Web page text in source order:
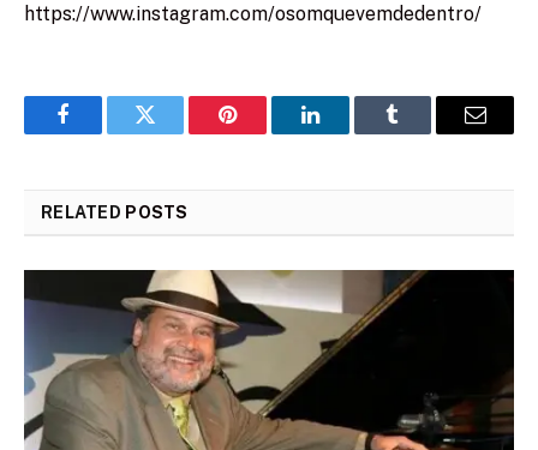
https://www.instagram.com/osomquevemdedentro/
FacebookTwitter Pinterest LinkedInTumblr Email
RELATED POSTS